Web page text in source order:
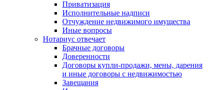
Приватизация
Исполнительные надписи
Отчуждение недвижимого имущества
Иные вопросы
Нотариус отвечает
Брачные договоры
Доверенности
Договоры купли-продажи, мены, дарения
и иные договоры с недвижимостью
Завещания